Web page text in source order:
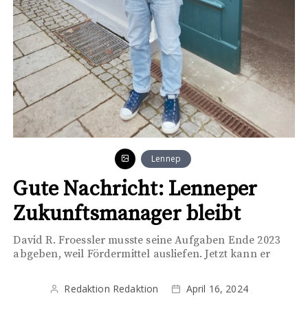
Lennep
Gute Nachricht: Lenneper
Zukunftsmanager bleibt
David R. Froessler musste seine Aufgaben Ende 2023
abgeben, weil Fördermittel ausliefen. Jetzt kann er
Redaktion Redaktion April 16, 2024